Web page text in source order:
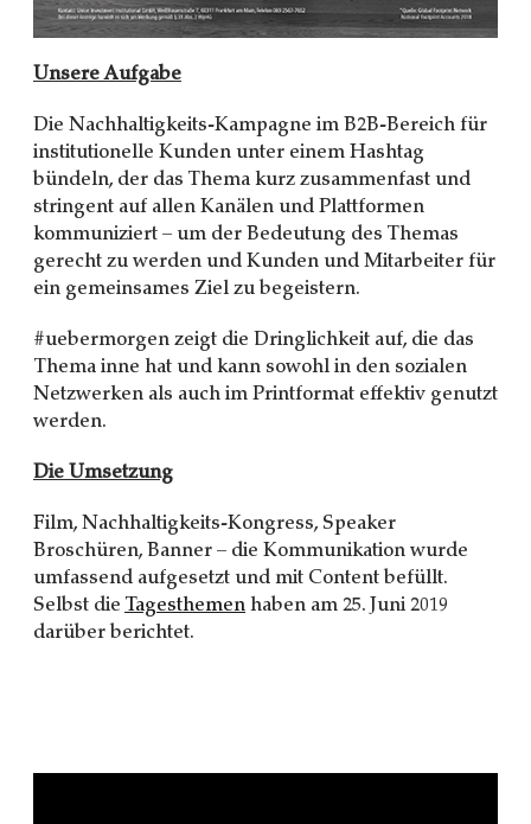
Unsere Aufgabe
Die Nachhaltigkeits-Kampagne im B2B-Bereich für
institutionelle Kunden unter einem Hashtag
bündeln, der das Thema kurz zusammenfast und
stringent auf allen Kanälen und Plattformen
kommuniziert – um der Bedeutung des Themas
gerecht zu werden und Kunden und Mitarbeiter für
ein gemeinsames Ziel zu begeistern.
#uebermorgen zeigt die Dringlichkeit auf, die das
Thema inne hat und kann sowohl in den sozialen
Netzwerken als auch im Printformat effektiv genutzt
werden.
Die Umsetzung
Film, Nachhaltigkeits-Kongress, Speaker
Broschüren, Banner – die Kommunikation wurde
umfassend aufgesetzt und mit Content befüllt.
Selbst die Tagesthemen haben am 25. Juni 2019
darüber berichtet.